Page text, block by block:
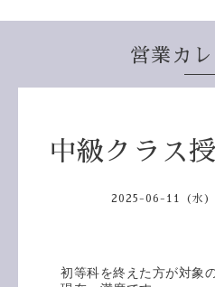
営業カ
中級クラス
2025-06-11 (水)
初等科を終えた方が対象